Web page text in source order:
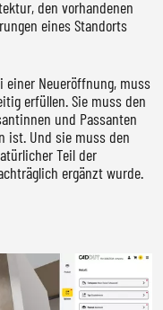
den vorhandenen
eines Standorts
einer Neueröffnung, muss
erfüllen. Sie muss den
und Passanten
ist. Und sie muss den
Teil der
ergänzt wurde.